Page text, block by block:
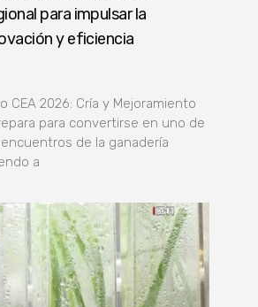
para impulsar la
y eficiencia
CEA 2026: Cría y Mejoramiento
para convertirse en uno de
de la ganadería
a